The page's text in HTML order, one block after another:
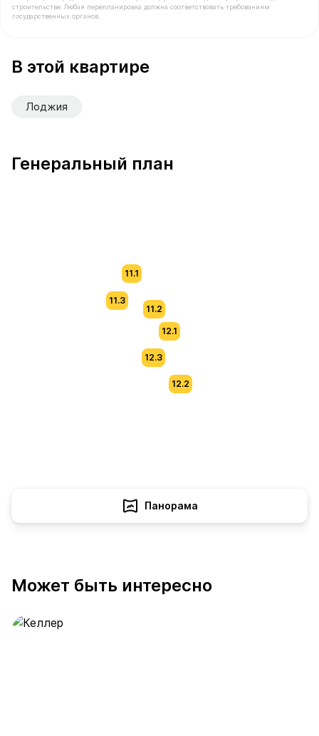
строительстве. Любая перепланировка должна соответствовать требованиям
государственных органов.
В этой квартире
Лоджия
Генеральный план
11.3
11.1
11.2
12.1
12.2
12.3
Панорама
Может быть интересно